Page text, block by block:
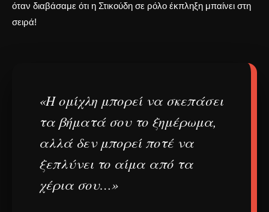
όταν διαβάσαμε ότι η Στικούδη σε ρόλο έκπληξη μπαίνει στη
σειρά!
«Η ομίχλη μπορεί να σκεπάσει
τα βήματά σου το ξημέρωμα,
αλλά δεν μπορεί ποτέ να
ξεπλύνει το αίμα από τα
χέρια σου…»